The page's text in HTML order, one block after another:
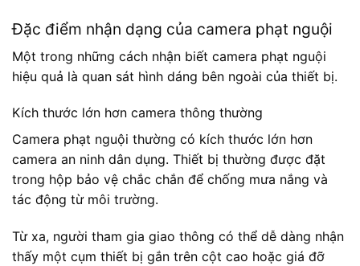
Đặc điểm nhận dạng của camera phạt nguội
Một trong những cách nhận biết camera phạt nguội
hiệu quả là quan sát hình dáng bên ngoài của thiết bị.
Kích thước lớn hơn camera thông thường
Camera phạt nguội thường có kích thước lớn hơn
camera an ninh dân dụng. Thiết bị thường được đặt
trong hộp bảo vệ chắc chắn để chống mưa nắng và
tác động từ môi trường.
Từ xa, người tham gia giao thông có thể dễ dàng nhận
thấy một cụm thiết bị gắn trên cột cao hoặc giá đỡ